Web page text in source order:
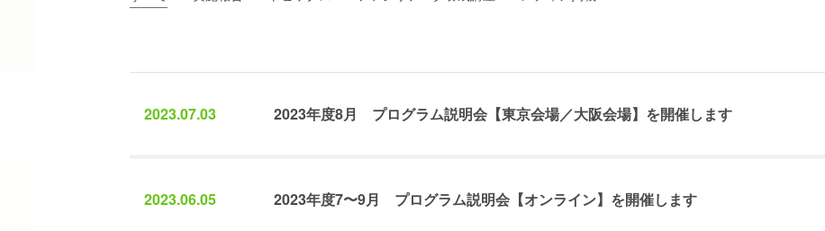
2023.07.03 2023年度8月 プログラム説明会【東京会場／大阪会場】を開催します
2023.06.05 2023年度7〜9月 プログラム説明会【オンライン】を開催します